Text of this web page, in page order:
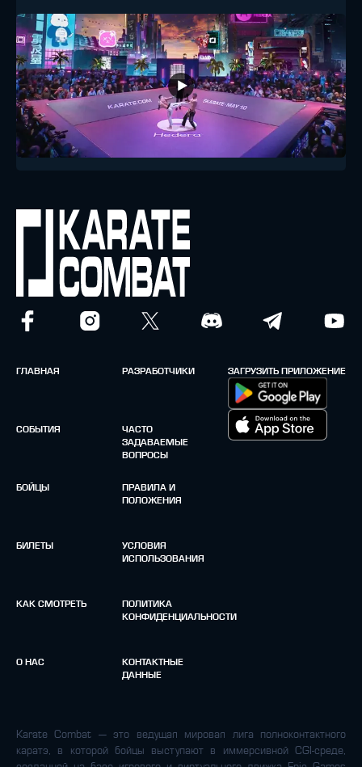
ГЛАВНАЯ
СОБЫТИЯ
БОЙЦЫ
БИЛЕТЫ
КАК СМОТРЕТЬ
О НАС
РАЗРАБОТЧИКИ
ЧАСТО
ЗАДАВАЕМЫЕ
ВОПРОСЫ
ПРАВИЛА И
ПОЛОЖЕНИЯ
УСЛОВИЯ
ИСПОЛЬЗОВАНИЯ
ПОЛИТИКА
КОНФИДЕНЦИАЛЬНОСТИ
КОНТАКТНЫЕ
ДАННЫЕ
ЗАГРУЗИТЬ ПРИЛОЖЕНИЕ
Karate Combat — это ведущая мировая лига полноконтактного
каратэ, в которой бойцы выступают в иммерсивной CGI-среде,